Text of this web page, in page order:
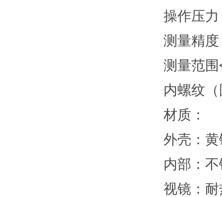
操作压
测量精
测量范
内螺纹
材质：
外壳：黄
内部：
视镜：